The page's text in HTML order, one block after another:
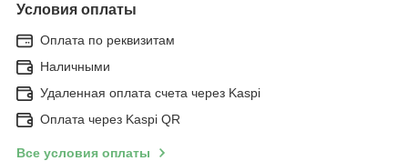
Условия оплаты
Оплата по реквизитам
Наличными
Удаленная оплата счета через Kaspi
Оплата через Kaspi QR
Все условия оплаты